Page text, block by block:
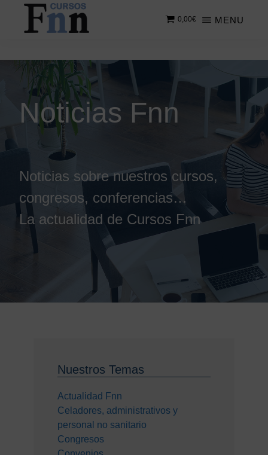
Saltar
contenido
en
cursos
online
MENU
0,00€
Noticias Fnn
Noticias sobre nuestros cursos,
congresos, conferencias…
La actualidad de Cursos Fnn
Nuestros Temas
Actualidad Fnn
Celadores, administrativos y
personal no sanitario
Congresos